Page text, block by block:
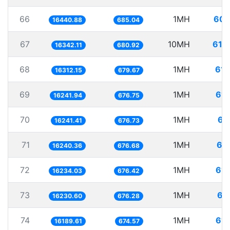
66 16440.88 685.04 1MH
67 16342.11 680.92 10MH
68 16312.15 679.67 1MH
69 16241.94 676.75 1MH
70 16241.41 676.73 1MH
71 16240.36 676.68 1MH
72 16234.03 676.42 1MH
73 16230.60 676.28 1MH
74 16189.61 674.57 1MH